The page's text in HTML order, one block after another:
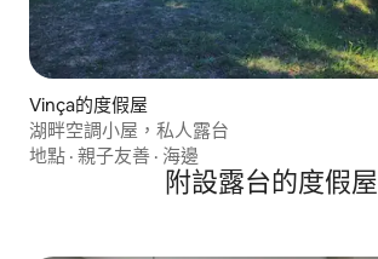
Vinça的度假屋
湖畔空調小屋，私人露台
地點 · 親子友善 · 海邊
附設露台的度假屋